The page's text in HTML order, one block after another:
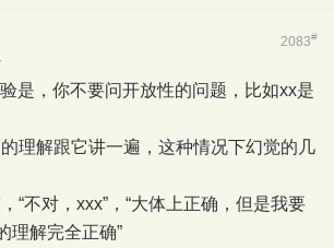
2083#
是，你不要问开放性的问题，比如xx是
理解跟它讲一遍，这种情况下幻觉的几
“不对，xxx”，“大体上正确，但是我要
理解完全正确”